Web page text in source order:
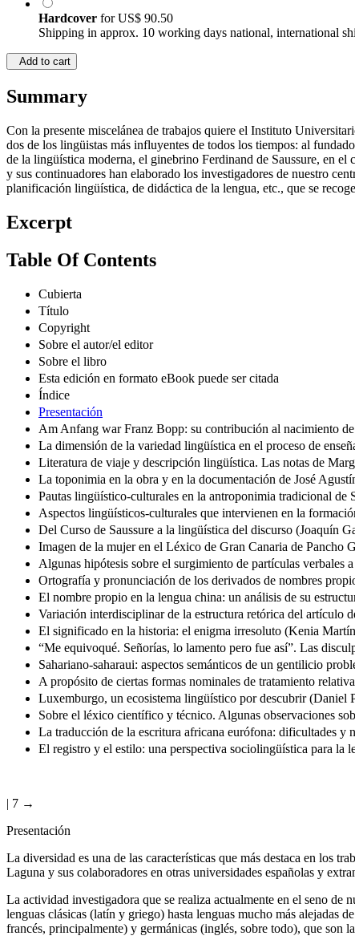
Hardcover forUS$ 90.50
Shipping in approx. 10 working days national, international
Add to cart
Summary
Con la presente miscelánea de trabajos quiere el Instituto
dos de los lingüistas más influyentes de todos los tiempos: al
de la lingüística moderna, el ginebrino Ferdinand de Saussure, en
y sus continuadores han elaborado los investigadores de nuestro
planificación lingüística, de didáctica de la lengua, etc., que se
Excerpt
Table Of Contents
Cubierta
Título
Copyright
Sobre el autor/el editor
Sobre el libro
Esta edición en formato eBook puede ser citada
Índice
Presentación
Am Anfang war Franz Bopp: su contribución al nacimiento
La dimensión de la variedad lingüística en el proceso de
Literatura de viaje y descripción lingüística. Las notas de
La toponimia en la obra y en la documentación de José
Pautas lingüístico-culturales en la antroponimia tradicional de
Aspectos lingüísticos-culturales que intervienen en la
Del Curso de Saussure a la lingüística del discurso (Joaquín
Imagen de la mujer en el Léxico de Gran Canaria de Pancho
Algunas hipótesis sobre el surgimiento de partículas verbales
Ortografía y pronunciación de los derivados de nombres
El nombre propio en la lengua china: un análisis de su
Variación interdisciplinar de la estructura retórica del
El significado en la historia: el enigma irresoluto (Kenia
“Me equivoqué. Señorías, lo lamento pero fue así”. Las
Sahariano-saharaui: aspectos semánticos de un gentilicio
A propósito de ciertas formas nominales de tratamiento
Luxemburgo, un ecosistema lingüístico por descubrir (Daniel
Sobre el léxico científico y técnico. Algunas observaciones
La traducción de la escritura africana eurófona: dificultades y
El registro y el estilo: una perspectiva sociolingüística para la
| 7 →
Presentación
La diversidad es una de las características que más destaca en los
Laguna y sus colaboradores en otras universidades españolas y
La actividad investigadora que se realiza actualmente en el seno de
lenguas clásicas (latín y griego) hasta lenguas mucho más alejadas
francés, principalmente) y germánicas (inglés, sobre todo), que son